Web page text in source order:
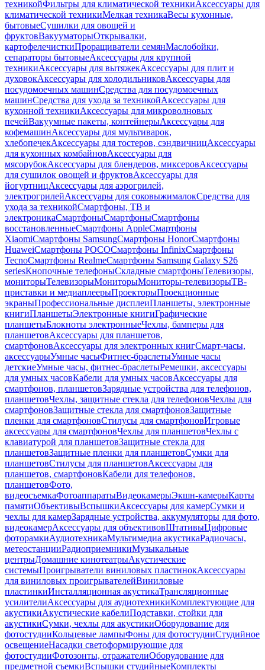
техникойФильтры для климатической техникиАксессуары для
климатической техникиМелкая техникаВесы кухонные,
бытовыеСушилки для овощей и
фруктовВакууматорыОткрывалки,
картофелечисткиПроращиватели семянМаслобойки,
сепараторы бытовыеАксессуары для крупной
техникиАксессуары для вытяжекАксессуары для плит и
духовокАксессуары для холодильниковАксессуары для
посудомоечных машинСредства для посудомоечных
машинСредства для ухода за техникойАксессуары для
кухонной техникиАксессуары для микроволновых
печейВакуумные пакеты, контейнерыАксессуары для
кофемашинАксессуары для мультиварок,
хлебопечекАксессуары для тостеров, сэндвичницАксессуары
для кухонных комбайновАксессуары для
мясорубокАксессуары для блендеров, миксеровАксессуары
для сушилок овощей и фруктовАксессуары для
йогуртницАксессуары для аэрогрилей,
электрогрилейАксессуары для соковыжималокСредства для
ухода за техникойСмартфоны, ТВ и
электроникаСмартфоныСмартфоныСмартфоны
восстановленныеСмартфоны AppleСмартфоны
XiaomiСмартфоны SamsungСмартфоны HonorСмартфоны
HuaweiСмартфоны POCOСмартфоны InfinixСмартфоны
TecnoСмартфоны RealmeСмартфоны Samsung Galaxy S26
seriesКнопочные телефоныСкладные смартфоныТелевизоры,
мониторыТелевизорыМониторыМониторы-телевизорыТВ-
приставки и медиаплеерыПроекторыПроекционные
экраныПрофессиональные дисплеиПланшеты, электронные
книгиПланшетыЭлектронные книгиГрафические
планшетыБлокноты электронныеЧехлы, бамперы для
планшетовАксессуары для планшетов,
смартфоновАксессуары для электронных книгСмарт-часы,
аксессуарыУмные часыФитнес-браслетыУмные часы
детскиеУмные часы, фитнес-браслетыРемешки, аксессуары
для умных часовКабели для умных часовАксессуары для
смартфонов, планшетовЗарядные устройства для телефонов,
планшетовЧехлы, защитные стекла для телефоновЧехлы для
смартфоновЗащитные стекла для смартфоновЗащитные
пленки для смартфоновСтилусы для смартфоновИгровые
аксессуары для смартфоновЧехлы для планшетовЧехлы с
клавиатурой для планшетовЗащитные стекла для
планшетовЗащитные пленки для планшетовСумки для
планшетовСтилусы для планшетовАксессуары для
планшетов, смартфоновКабели для телефонов,
планшетовФото,
видеосъемкаФотоаппаратыВидеокамерыЭкшн-камерыКарты
памятиОбъективыВспышкиАксессуары для камерСумки и
чехлы для камерЗарядные устройства, аккумуляторы для фото,
видеокамерАксессуары для объективовШтативыЦифровые
фоторамкиАудиотехникаМультимедиа акустикаРадиочасы,
метеостанцииРадиоприемникиМузыкальные
центрыДомашние кинотеатрыАкустические
системыПроигрыватели виниловых пластинокАксессуары
для виниловых проигрывателейВиниловые
пластинкиИнсталляционная акустикаТрансляционные
усилителиАксессуары для аудиотехникиКомплектующие для
акустикиАкустические кабелиПодставки, стойки для
акустикиСумки, чехлы для акустикиОборудование для
фотостудииКольцевые лампыФоны для фотостудииСтудийное
освещениеНасадки светоформирующие для
фотостудииФотозонты, отражателиОборудование для
предметной съемкиВспышки студийныеКомплекты